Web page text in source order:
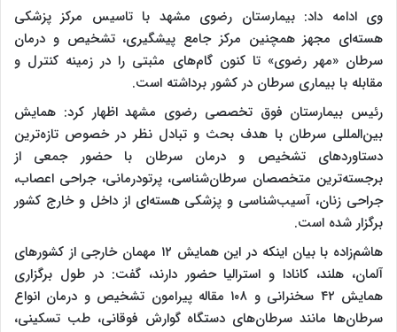
وی ادامه داد: بیمارستان رضوی مشهد با تاسیس مرکز پزشکی
هسته‌ای مجهز همچنین مرکز جامع پیشگیری، تشخیص و درمان
سرطان «مهر رضوی» تا کنون گام‌های مثبتی را در زمینه کنترل و
مقابله با بیماری سرطان در کشور برداشته است.
رئیس بیمارستان فوق تخصصی رضوی مشهد اظهار کرد: همایش
بین‌المللی سرطان با هدف بحث و تبادل نظر در خصوص تازه‌ترین
دستاوردهای تشخیص و درمان سرطان با حضور جمعی از
برجسته‌ترین متخصصان سرطان‌شناسی، پرتودرمانی، جراحی اعصاب،
جراحی زنان، آسیب‌شناسی و پزشکی هسته‌ای از داخل و خارج کشور
برگزار شده است.
هاشم‌زاده با بیان اینکه در این همایش ۱۲ مهمان خارجی از کشورهای
آلمان، هلند، کانادا و استرالیا حضور دارند، گفت: در طول برگزاری
همایش ۴۲ سخنرانی و ۱۰۸ مقاله پیرامون تشخیص و درمان انواع
سرطان‌ها مانند سرطان‌های دستگاه گوارش فوقانی، طب تسکینی،